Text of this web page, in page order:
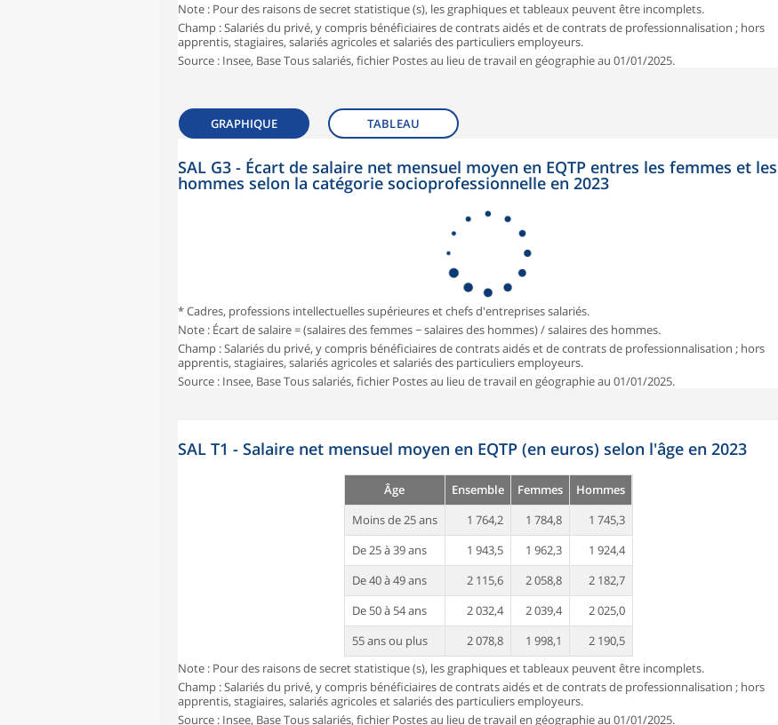
Note : Pour des raisons de secret statistique (s), les graphiques et tableaux peuvent être incomplets.
Champ : Salariés du privé, y compris bénéficiaires de contrats aidés et de contrats de professionnalisation ; hors
apprentis, stagiaires, salariés agricoles et salariés des particuliers employeurs.
Source : Insee, Base Tous salariés, fichier Postes au lieu de travail en géographie au 01/01/2025.
GRAPHIQUE TABLEAU
SAL G3 - Écart de salaire net mensuel moyen en EQTP entres les femmes et les
hommes selon la catégorie socioprofessionnelle en 2023
* Cadres, professions intellectuelles supérieures et chefs d'entreprises salariés.
Note : Écart de salaire = (salaires des femmes − salaires des hommes) / salaires des hommes.
Champ : Salariés du privé, y compris bénéficiaires de contrats aidés et de contrats de professionnalisation ; hors
apprentis, stagiaires, salariés agricoles et salariés des particuliers employeurs.
Source : Insee, Base Tous salariés, fichier Postes au lieu de travail en géographie au 01/01/2025.
SAL T1 - Salaire net mensuel moyen en EQTP (en euros) selon l'âge en 2023
Âge Ensemble Femmes
Hommes
Moins de 25 ans
1 764,2 1 784,8
1 745,3
De 25 à 39 ans
1 943,5 1 962,3
1 924,4
De 40 à 49 ans
2 115,6 2 058,8
2 182,7
De 50 à 54 ans
2 032,4 2 039,4
2 025,0
55 ans ou plus
2 078,8 1 998,1
2 190,5
Note : Pour des raisons de secret statistique (s), les graphiques et tableaux peuvent être incomplets.
Champ : Salariés du privé, y compris bénéficiaires de contrats aidés et de contrats de professionnalisation ; hors
apprentis, stagiaires, salariés agricoles et salariés des particuliers employeurs.
Source : Insee, Base Tous salariés, fichier Postes au lieu de travail en géographie au 01/01/2025.